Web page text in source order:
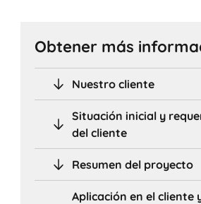
Obtener más
Nuestro cliente
Situación inicial y
del cliente
Resumen del proyecto
Aplicación en el cliente